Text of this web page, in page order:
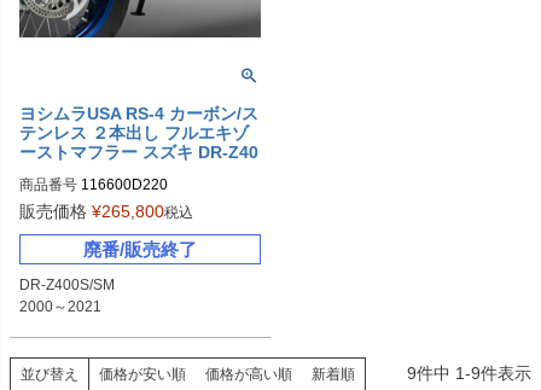
ヨシムラUSA RS-4 カーボン/ス
テンレス ２本出し フルエキゾ
ーストマフラー スズキ DR-Z40
商品番号 116600D220
販売価格 ¥265,800税込
廃番/販売終了
DR-Z400S/SM
2000～2021
並び替え 価格が安い順 価格が高い順 新着順 9件中 1-9件表示